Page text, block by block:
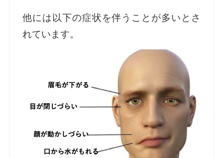
他には以下の症状を伴うことが多いとさ
れています。